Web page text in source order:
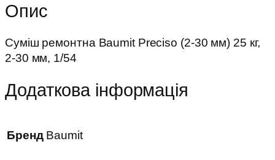
Опис
Суміш ремонтна Baumit Preciso (2-30 мм) 25 кг,
2-30 мм, 1/54
Додаткова інформація
Бренд Baumit